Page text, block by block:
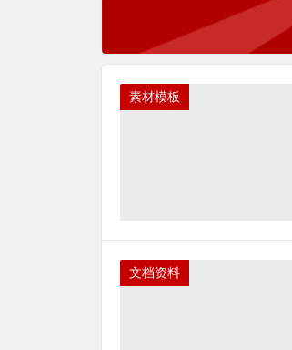
素材模板
文档资料